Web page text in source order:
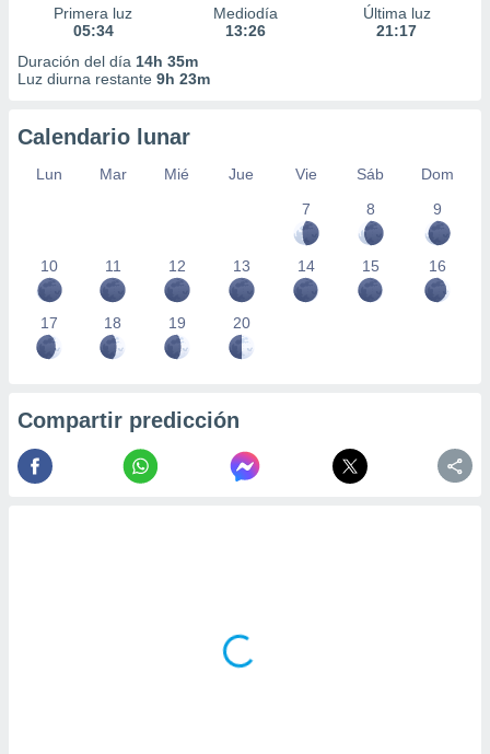
Primera luz
05:34
Mediodía
13:26
Última luz
21:17
Duración del día 14h 35m
Luz diurna restante 9h 23m
Calendario lunar
Lun Mar Mié Jue Vie Sáb
Dom
7
8 9
10 11 12 13 14 15 16
17 18 19 20
Compartir predicción